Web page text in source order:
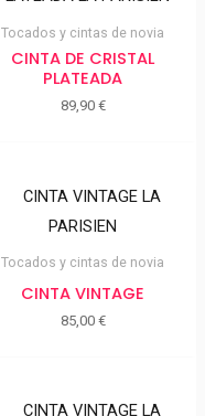
Tocados y cintas de novia
CINTA DE CRISTAL
PLATEADA
89,90 €
Tocados y cintas de novia
CINTA VINTAGE
85,00 €